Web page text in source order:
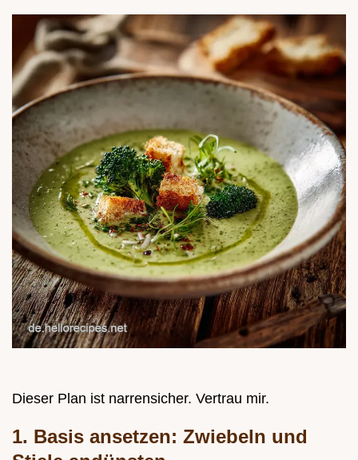
Dieser Plan ist narrensicher. Vertrau mir.
1. Basis ansetzen: Zwiebeln und